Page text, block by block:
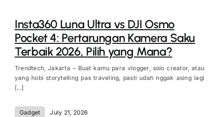
Insta360 Luna Ultra vs DJI Osmo
Pocket 4: Pertarungan Kamera Saku
Terbaik 2026, Pilih yang Mana?
Trendtech, Jakarta – Buat kamu para vlogger, solo creator, atau
yang hobi storytelling pas traveling, pasti udah nggak asing lagi
[...]
Gadget July 21, 2026